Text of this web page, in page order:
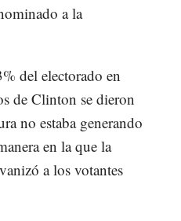
a la
del electorado en
de Clinton se dieron
no estaba generando
en la que la
a los votantes